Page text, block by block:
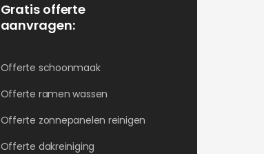
Gratis offerte
aanvragen:
Offerte schoonmaak
Offerte ramen wassen
Offerte zonnepanelen reinigen
Offerte dakreiniging